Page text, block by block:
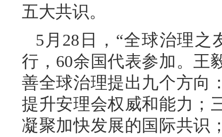
五大共识。
5月28日，“全球治理
行，60余国代表参加。王
善全球治理提出九个方向
提升安理会权威和能力；
凝聚加快发展的国际共识